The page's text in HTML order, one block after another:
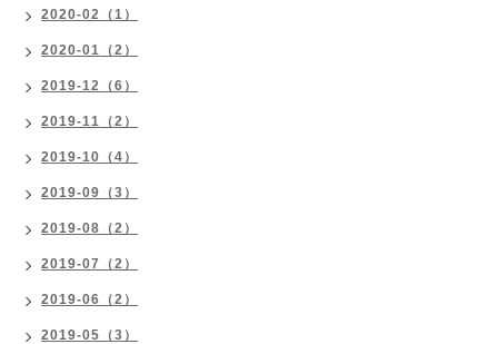
2020-02（1）
2020-01（2）
2019-12（6）
2019-11（2）
2019-10（4）
2019-09（3）
2019-08（2）
2019-07（2）
2019-06（2）
2019-05（3）